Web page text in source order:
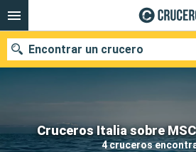
Cruceros Italia sobre
4 cruceros
Encontrar un crucero
Nuestros destinos